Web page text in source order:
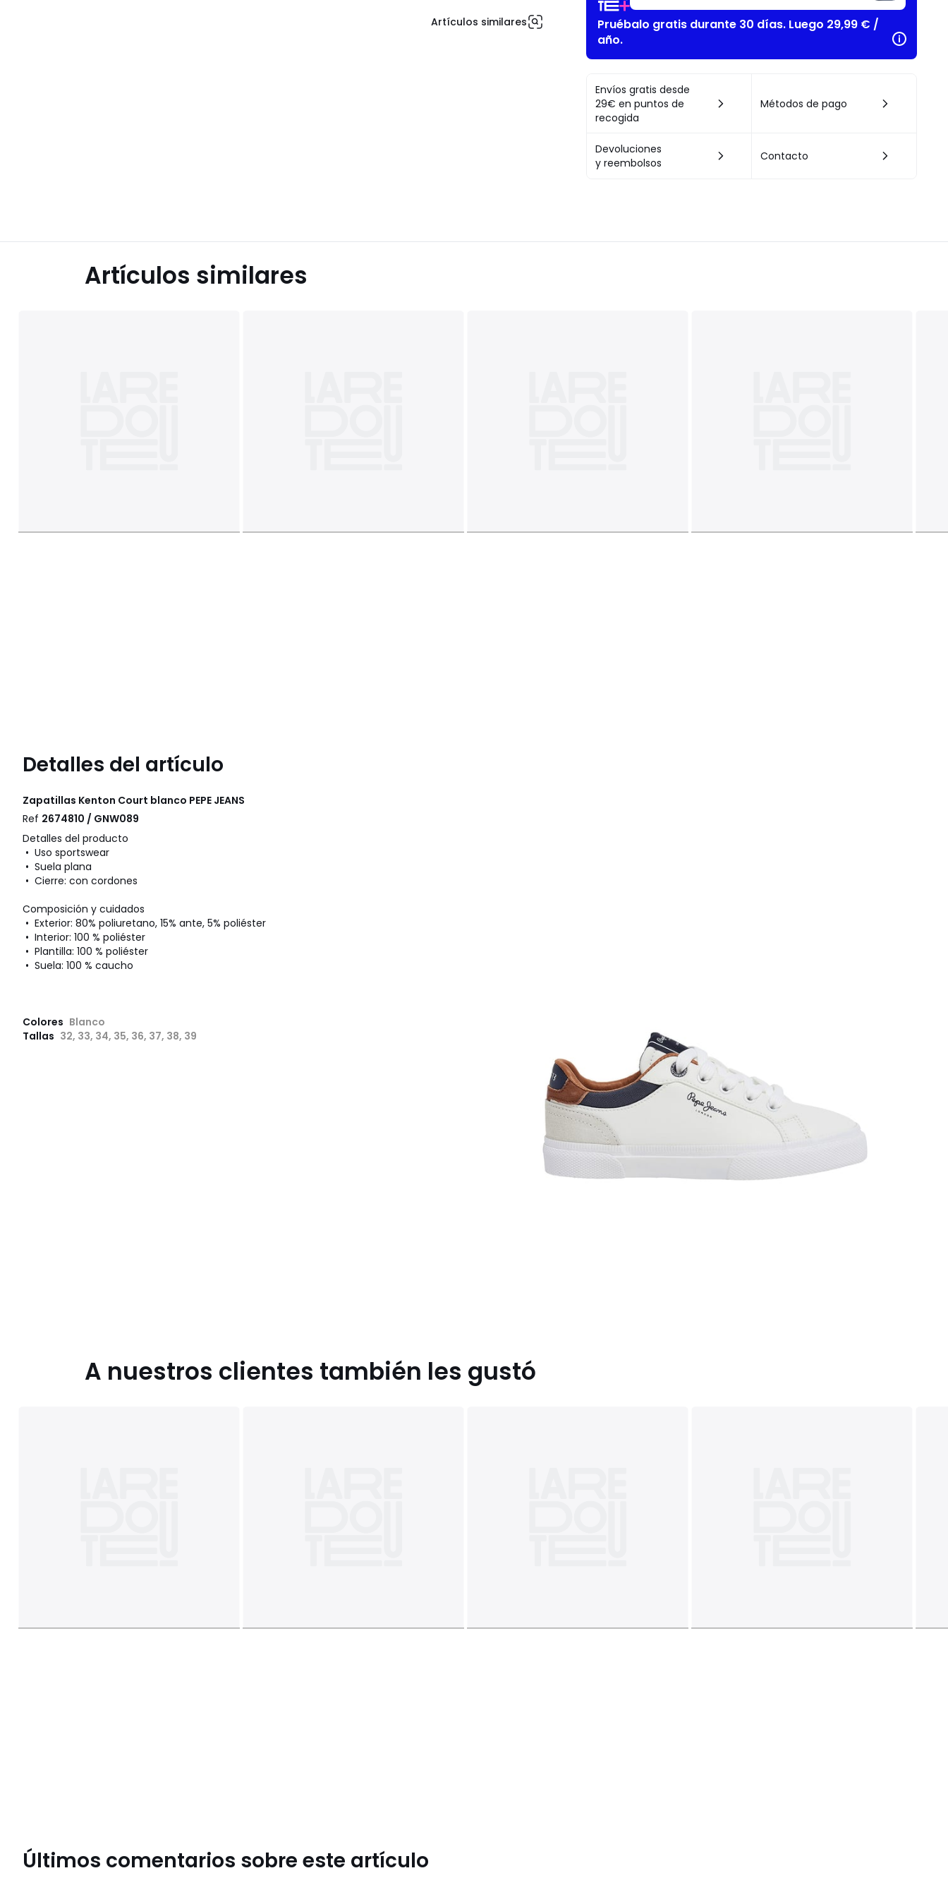
Artículos similares
Pruébalo gratis durante 30 días. Luego 29,99 € /
año.
Envíos gratis desde
29€ en puntos de
recogida
Métodos de pago
Devoluciones
y reembolsos
Contacto
Artículos similares
Detalles del artículo
Zapatillas Kenton Court blanco PEPE JEANS
Ref 2674810 / GNW089
Detalles del producto
• Uso sportswear
• Suela plana
• Cierre: con cordones
Composición y cuidados
• Exterior: 80% poliuretano, 15% ante, 5% poliéster
• Interior: 100 % poliéster
• Plantilla: 100 % poliéster
• Suela: 100 % caucho
Colores Blanco
Tallas 32, 33, 34, 35, 36, 37, 38, 39
A nuestros clientes también les gustó
Últimos comentarios sobre este artículo